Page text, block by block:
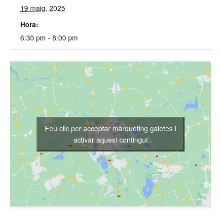
19 maig, 2025
Hora:
6:30 pm - 8:00 pm
Feu clic per acceptar màrqueting galetes i
activar aquest contingut